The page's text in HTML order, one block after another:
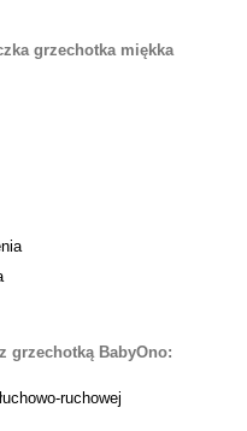
grzechotka miękka
grzechotką BabyOno:
ruchowej